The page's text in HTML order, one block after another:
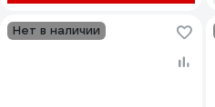
Нет в наличии